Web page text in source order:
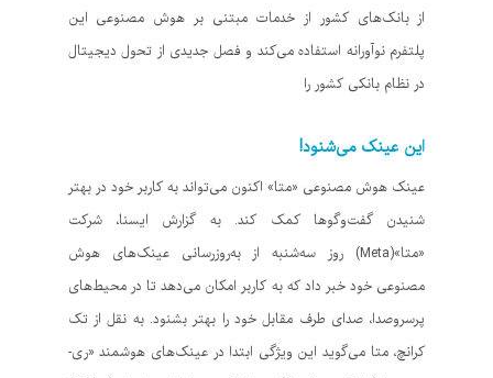
از بانک‌های کشور از خدمات مبتنی بر هوش مصنوعی این
پلتفرم نوآورانه استفاده می‌کند و فصل جدیدی از تحول دیجیتال
در نظام بانکی کشور را
این عینک می‌شنود!
عینک هوش مصنوعی «متا» اکنون می‌تواند به کاربر خود در بهتر
شنیدن گفت‌وگوها کمک کند. به گزارش ایسنا، شرکت
«متا»(Meta) روز سه‌شنبه از به‌روزرسانی عینک‌های هوش
مصنوعی خود خبر داد که به کاربر امکان می‌دهد تا در محیط‌های
پرسروصدا، صدای طرف مقابل خود را بهتر بشنود. به نقل از تک
کرانچ، متا می‌گوید این ویژگی ابتدا در عینک‌های هوشمند «ری-